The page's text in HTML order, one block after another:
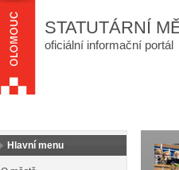
STATUTÁRNÍ
oficiální informační portál
Hlavní menu